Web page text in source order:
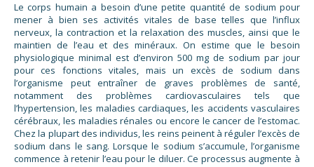
Le corps humain a besoin d’une petite quantité de sodium pour
mener à bien ses activités vitales de base telles que l’influx
nerveux, la contraction et la relaxation des muscles, ainsi que le
maintien de l’eau et des minéraux. On estime que le besoin
physiologique minimal est d’environ 500 mg de sodium par jour
pour ces fonctions vitales, mais un excès de sodium dans
l’organisme peut entraîner de graves problèmes de santé,
notamment des problèmes cardiovasculaires tels que
l’hypertension, les maladies cardiaques, les accidents vasculaires
cérébraux, les maladies rénales ou encore le cancer de l’estomac.
Chez la plupart des individus, les reins peinent à réguler l’excès de
sodium dans le sang. Lorsque le sodium s’accumule, l’organisme
commence à retenir l’eau pour le diluer. Ce processus augmente à